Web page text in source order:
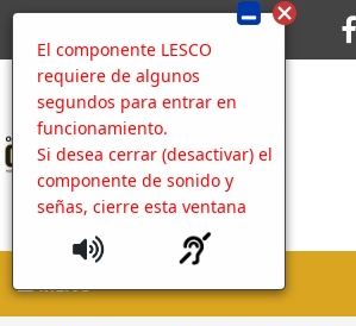
El componente LESCO
requiere de algunos
segundos para entrar en
funcionamiento.
Si desea cerrar (desactivar) el
componente de sonido y
señas, cierre esta ventana
MENU